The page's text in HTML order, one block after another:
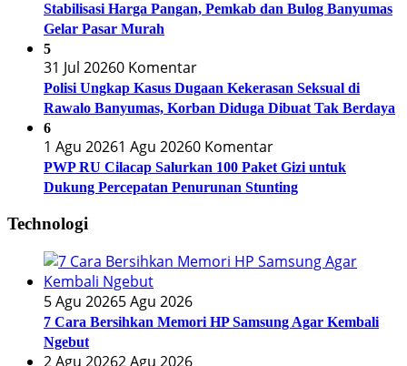
Stabilisasi Harga Pangan, Pemkab dan Bulog Banyumas
Gelar Pasar Murah
5
31 Jul 20260 Komentar
Polisi Ungkap Kasus Dugaan Kekerasan Seksual di
Rawalo Banyumas, Korban Diduga Dibuat Tak Berdaya
6
1 Agu 20261 Agu 20260 Komentar
PWP RU Cilacap Salurkan 100 Paket Gizi untuk
Dukung Percepatan Penurunan Stunting
Technologi
5 Agu 20265 Agu 2026
7 Cara Bersihkan Memori HP Samsung Agar Kembali
Ngebut
2 Agu 20262 Agu 2026